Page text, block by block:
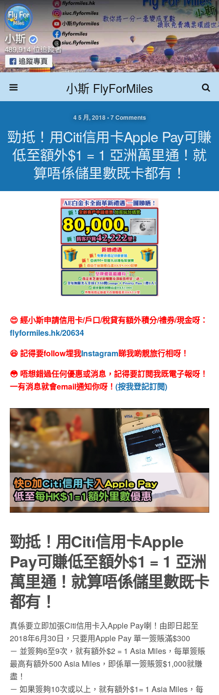
小斯 FlyForMiles
4 5 月, 2018 • 7 Comments
勁抵！用Citi信用卡Apple Pay可賺
低至額外$1 = 1 亞洲萬里通！就
算唔係儲里數既卡都有！
😍 經小斯申請信用卡/戶口/稅貸有額外積分/禮券/現金呀：
flyformiles.hk/20634
😆 記得要follow埋我Instagram睇我啲靚旅行相呀！
😳 唔想錯過任何優惠或消息，記得要訂閱我既電子報呀！
一有消息就會email通知你呀！ (按我登記訂閱)
勁抵！用Citi信用卡Apple
Pay可賺低至額外$1 = 1 亞洲
萬里通！就算唔係儲里數既卡
都有！
真係要立即加張Citi信用卡入Apple Pay喇！由即日起至
2018年6月30日，只要用Apple Pay 單一簽賬滿$300
－ 並簽夠6至9次，就有額外$2 = 1 Asia Miles，每單簽賬
最高有額外500 Asia Miles，即係單一簽賬簽$1,000就賺
盡！
－ 如果簽夠10次或以上，就有額外$1= 1 Asia Miles，每